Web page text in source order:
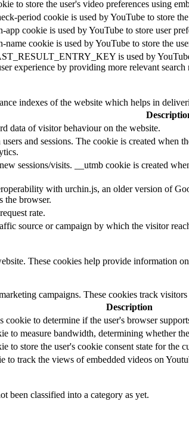
to store the user's video preferences using
period cookie is used by YouTube to store
app cookie is used by YouTube to store user
name cookie is used by YouTube to store the
is used by
experience by providing more relevant search
indexes of the website which helps in
data of visitor behaviour on the website.
and sessions. The cookie is created when
sessions/visits. __utmb cookie is created
with urchin.js, an older version of
the browser.
rate.
source or campaign by which the visitor
These cookies help provide information
campaigns. These cookies track
Description
cookie to determine if the user's browser
to measure bandwidth, determining whether
to store the user's cookie consent state for the
to track the views of embedded videos on
been classified into a category as yet.